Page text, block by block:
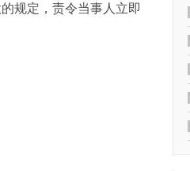
规定，责令当事人立即